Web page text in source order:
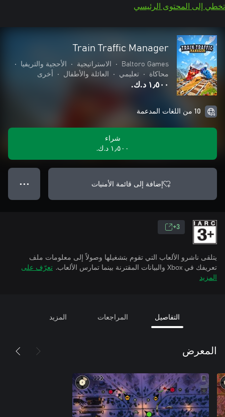
تخطي إلى المحتوى الرئيسي
Train Traffic Manager
Baltoro Games
• الاستراتيجية • الأحجية والتريفيا
•
محاكاة
• تعليمي • العائلة والأطفال • أخرى
١٫٥٠٠ د.ك.‏
10 من اللغات المدعمة
شراء
١٫٥٠٠ د.ك.‏
إضافة إلى قائمة الأمنيات ● ● ●
3+
يتلقى ناشرو الألعاب التي تقوم بتشغيلها وصولاً إلى معلومات ملف
تعريفك في Xbox والبيانات المقترنة بينما تمارس الألعاب.
تعرّف على
المزيد
التفاصيل المراجعات المزيد
المعرض